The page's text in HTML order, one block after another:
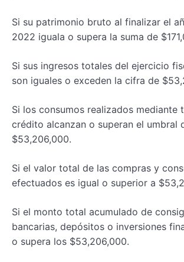
Si su patrimonio bruto al finalizar el
2022 iguala o supera la suma de
Si sus ingresos totales del ejercicio
son iguales o exceden la cifra de
Si los consumos realizados mediante
crédito alcanzan o superan el umbral
$53,206,000.
Si el valor total de las compras y
efectuados es igual o superior a
Si el monto total acumulado de
bancarias, depósitos o inversiones
o supera los $53,206,000.